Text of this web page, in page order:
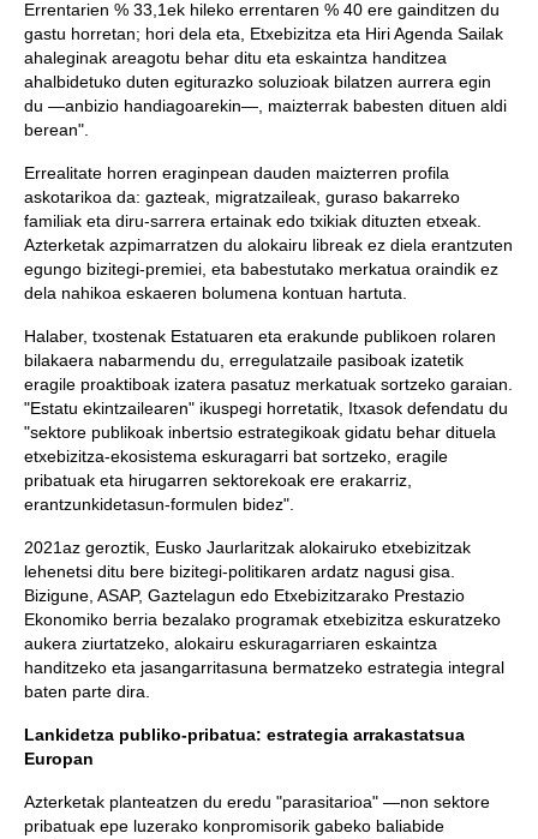
Errentarien % 33,1ek hileko errentaren % 40 ere gainditzen du
gastu horretan; hori dela eta, Etxebizitza eta Hiri Agenda Sailak
ahaleginak areagotu behar ditu eta eskaintza handitzea
ahalbidetuko duten egiturazko soluzioak bilatzen aurrera egin
du —anbizio handiagoarekin—, maizterrak babesten dituen aldi
berean".
Errealitate horren eraginpean dauden maizterren profila
askotarikoa da: gazteak, migratzaileak, guraso bakarreko
familiak eta diru-sarrera ertainak edo txikiak dituzten etxeak.
Azterketak azpimarratzen du alokairu libreak ez diela erantzuten
egungo bizitegi-premiei, eta babestutako merkatua oraindik ez
dela nahikoa eskaeren bolumena kontuan hartuta.
Halaber, txostenak Estatuaren eta erakunde publikoen rolaren
bilakaera nabarmendu du, erregulatzaile pasiboak izatetik
eragile proaktiboak izatera pasatuz merkatuak sortzeko garaian.
"Estatu ekintzailearen" ikuspegi horretatik, Itxasok defendatu du
"sektore publikoak inbertsio estrategikoak gidatu behar dituela
etxebizitza-ekosistema eskuragarri bat sortzeko, eragile
pribatuak eta hirugarren sektorekoak ere erakarriz,
erantzunkidetasun-formulen bidez".
2021az geroztik, Eusko Jaurlaritzak alokairuko etxebizitzak
lehenetsi ditu bere bizitegi-politikaren ardatz nagusi gisa.
Bizigune, ASAP, Gaztelagun edo Etxebizitzarako Prestazio
Ekonomiko berria bezalako programak etxebizitza eskuratzeko
aukera ziurtatzeko, alokairu eskuragarriaren eskaintza
handitzeko eta jasangarritasuna bermatzeko estrategia integral
baten parte dira.
Lankidetza publiko-pribatua: estrategia arrakastatsua
Europan
Azterketak planteatzen du eredu "parasitarioa" —non sektore
pribatuak epe luzerako konpromisorik gabeko baliabide